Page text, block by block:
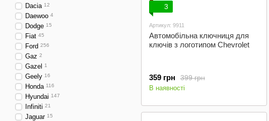
3
Артикул: 9911
Автомобільна ключниця для
ключів з логотипом Chevrolet
399 грн
359 грн
В наявності
Dacia 12
Daewoo 4
Dodge 15
Fiat 45
Ford 256
Gaz 2
Gazel 1
Geely 16
Honda 116
Hyundai 147
Infiniti 21
Jaguar 15